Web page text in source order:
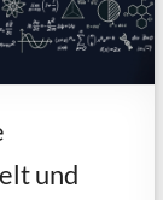
und